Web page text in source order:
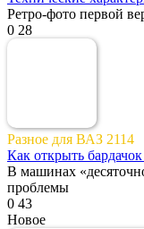
Ретро-фото первой
0 28
Разное для ВАЗ 2114
Как открыть
В машинах
проблемы
0 43
Новое